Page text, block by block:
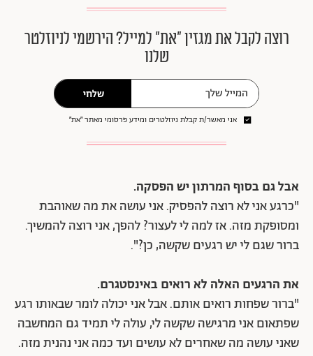
רוצה לקבל את מגזין ״את״ למייל? הירשמי לניוזלטר
שלנו
שלחי
אני מאשר/ת קבלת ניוזלטרים ומידע פרסומי מאתר ״את״
אבל גם בסוף המרתון יש הפסקה.
"כרגע אני לא רוצה להפסיק. אני עושה את מה שאוהבת
ומסופקת מזה. אז למה לי לעצור? להפך, אני רוצה להמשיך.
ברור שגם לי יש רגעים שקשה, כן?".
את הרגעים האלה לא רואים באינסטגרם.
"ברור שפחות רואים אותם. אבל אני יכולה לומר שבאותו רגע
שפתאום אני מרגישה שקשה לי, עולה לי תמיד גם המחשבה
שאני עושה מה שאחרים לא עושים ועד כמה אני נהנית מזה.